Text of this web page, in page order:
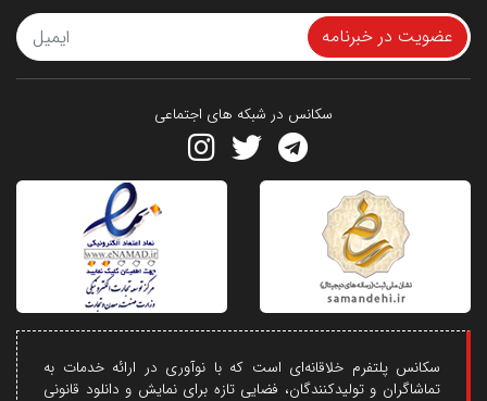
عضویت در خبرنامه
سکانس در شبکه های اجتماعی
سکانس پلتفرم خلاقانه‌ای است که با نوآوری در ارائه خدمات به
تماشاگران و تولیدکنندگان، فضایی تازه برای نمایش و دانلود قانونی